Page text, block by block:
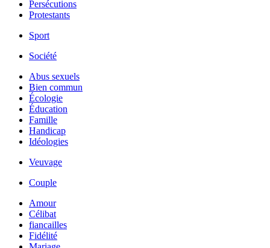
Persécutions
Protestants
Sport
Société
Abus sexuels
Bien commun
Écologie
Éducation
Famille
Handicap
Idéologies
Veuvage
Couple
Amour
Célibat
fiancailles
Fidélité